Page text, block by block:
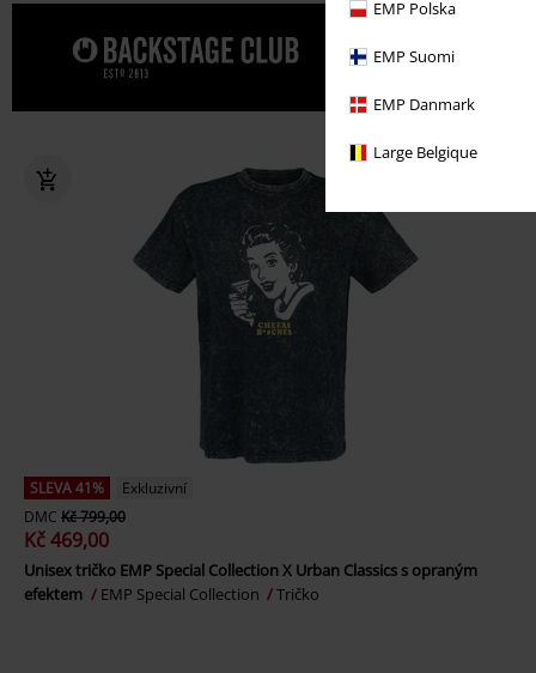
EMP Polska
EMP Suomi
EMP Danmark
Large Belgique
Dopřejte si
SLEVA 41%
Exkluzivní
DMC Kč 799,00
Kč 469,00
Unisex tričko EMP Special Collection X Urban Classics s opraným
efektem
EMP Special Collection Tričko